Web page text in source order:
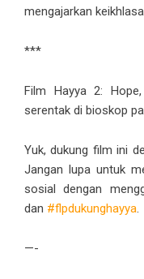
mengajarkan
***
Film Hayya 2:
serentak di bioskop
Yuk, dukung film ini
Jangan lupa untuk
sosial dengan
dan #flpdukunghayya.
—-